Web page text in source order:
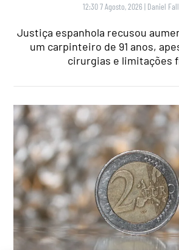
12:30 7 Agosto, 2026 | Daniel
Justiça espanhola recusou
um carpinteiro de 91 anos,
cirurgias e limitações